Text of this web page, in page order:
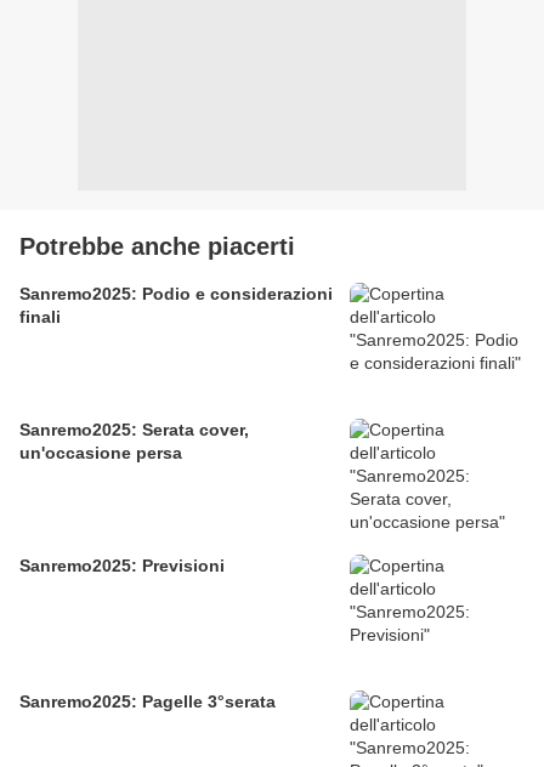
Potrebbe anche piacerti
Sanremo2025: Podio e considerazioni
finali
Sanremo2025: Serata cover,
un'occasione persa
Sanremo2025: Previsioni
Sanremo2025: Pagelle 3°serata